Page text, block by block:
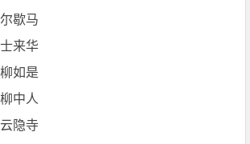
歇马
来华
如是
中人
隐寺